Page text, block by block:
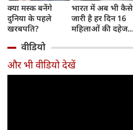
क्या मस्क बनेंगे
दुनिया के पहले
खरबपति?
भारत में अब भी कैसे
जारी है हर दिन 16
महिलाओं की दहेज
वीडियो
और भी वीडियो देखें